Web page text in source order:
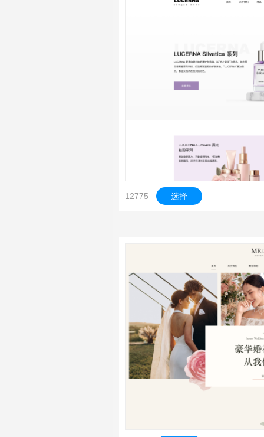
12775 选择